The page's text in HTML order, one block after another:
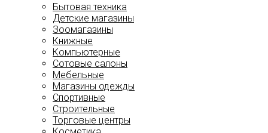
Бытовая техника
Детские магазины
Зоомагазины
Книжные
Компьютерные
Сотовые салоны
Мебельные
Магазины одежды
Спортивные
Строительные
Торговые центры